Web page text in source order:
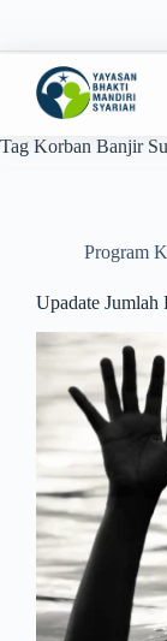
Tag Korban Banjir
Program
Upadate Jumlah